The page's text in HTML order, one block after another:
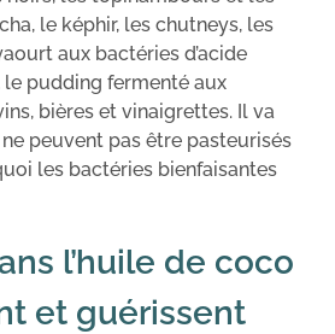
le képhir, les chutneys, les
aux bactéries d’acide
pudding fermenté aux
bières et vinaigrettes. Il va
peuvent pas être pasteurisés
les bactéries bienfaisantes
l’huile de coco
et guérissent